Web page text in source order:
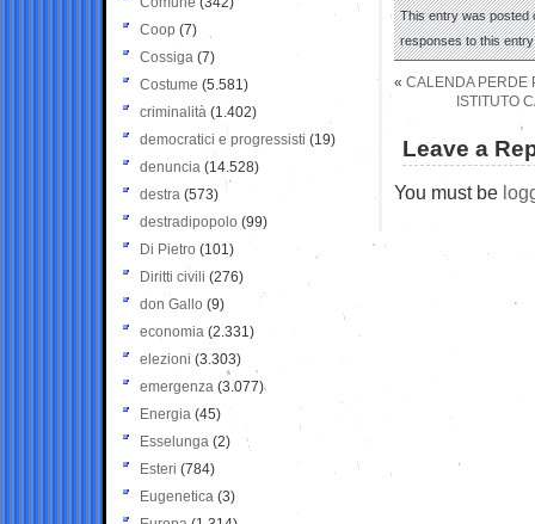
This entry was posted
responses to this
« CALENDA PERDE
ISTITUTO
Leave a
You must be
Coop (7)
Cossiga (7)
Costume (5.581)
criminalità (1.402)
democratici e progressisti (19)
denuncia (14.528)
destra (573)
destradipopolo (99)
Di Pietro (101)
Diritti civili (276)
don Gallo (9)
economia (2.331)
elezioni (3.303)
emergenza (3.077)
Energia (45)
Esselunga (2)
Esteri (784)
Eugenetica (3)